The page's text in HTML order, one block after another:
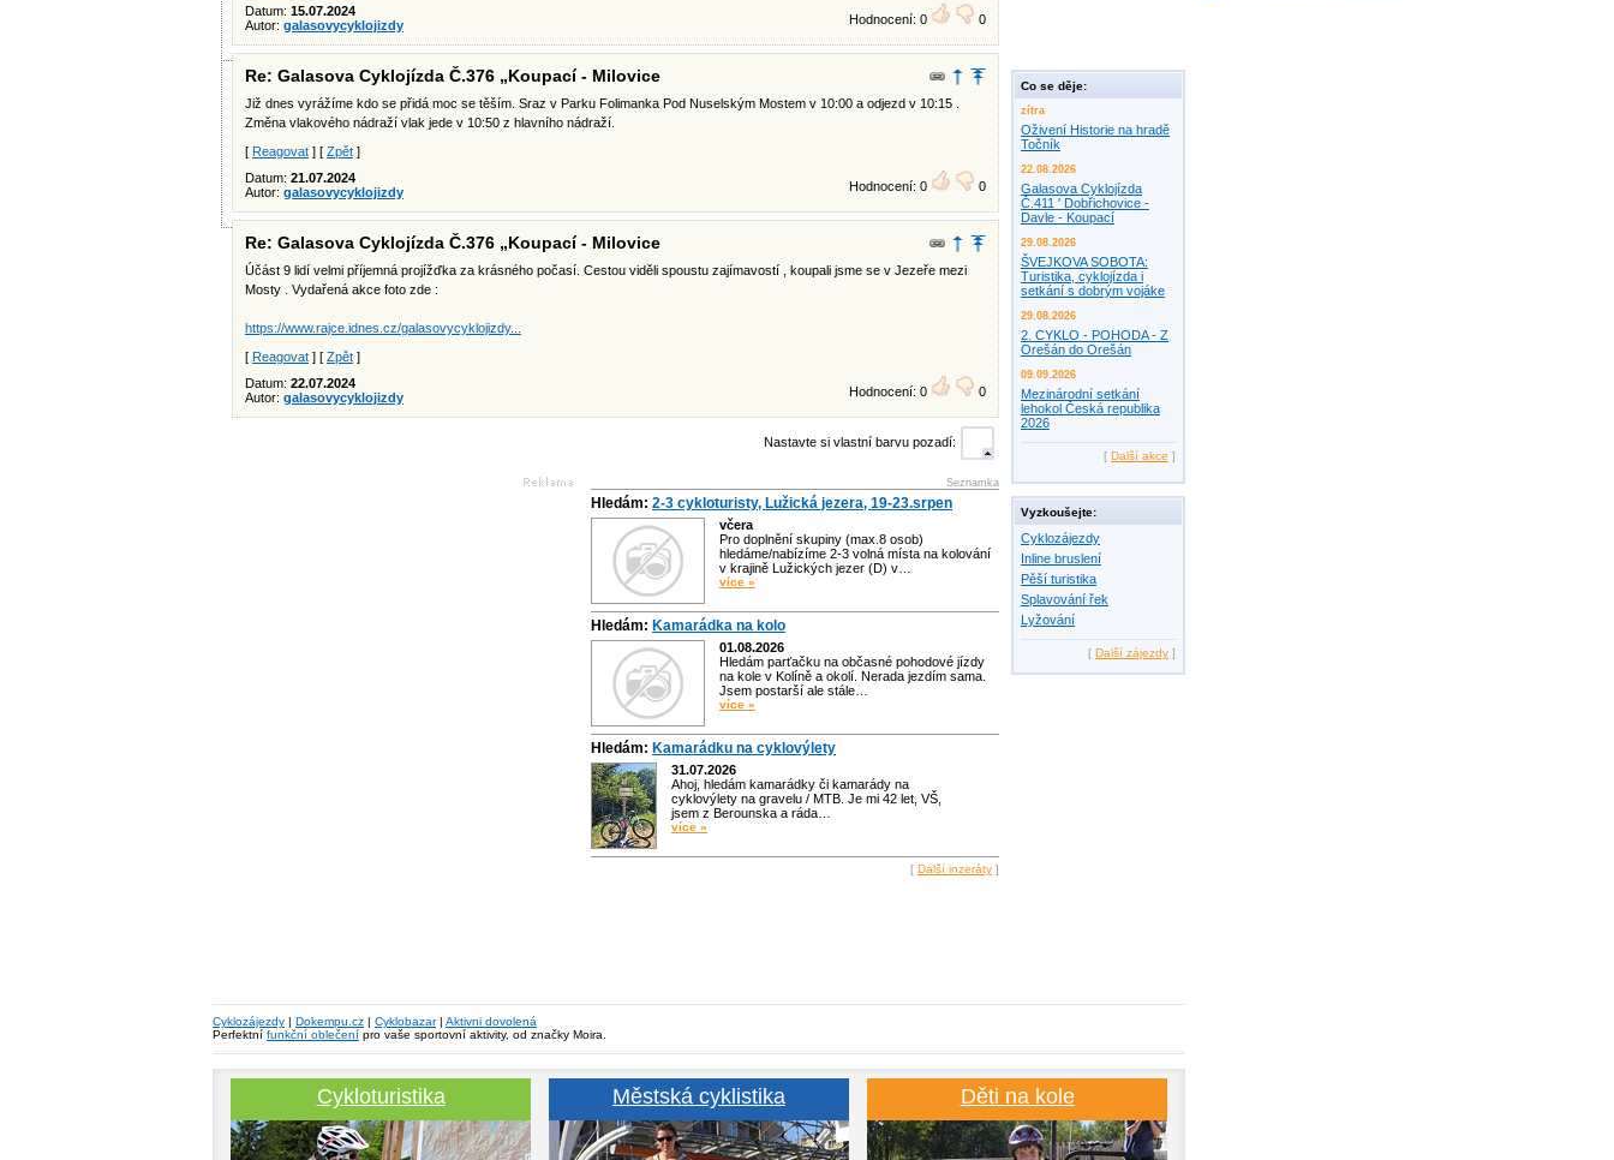
Datum: 15.07.2024
Autor: galasovycyklojizdy Hodnocení: 0 0
Re: Galasova Cyklojízda Č.376 „Koupací - Milovice
Již dnes vyrážíme kdo se přidá moc se těším. Sraz v Parku Folimanka Pod Nuselským Mostem v 10:00 a odjezd v 10:15 .
Změna vlakového nádraží vlak jede v 10:50 z hlavního nádraží.
[ Reagovat ] [ Zpět ]
Datum: 21.07.2024
Autor: galasovycyklojizdy Hodnocení: 0 0
Re: Galasova Cyklojízda Č.376 „Koupací - Milovice
Účást 9 lidí velmi příjemná projížďka za krásného počasí. Cestou viděli spoustu zajímavostí , koupali jsme se v Jezeře mezi
Mosty . Vydařená akce foto zde :
https://www.rajce.idnes.cz/galasovycyklojizdy...
[ Reagovat ] [ Zpět ]
Datum: 22.07.2024
Autor: galasovycyklojizdy Hodnocení: 0 0
Nastavte si vlastní barvu pozadí:
Seznamka
Hledám: 2-3 cykloturisty, Lužická jezera, 19-23.srpen
včera
Pro doplnění skupiny (max.8 osob)
hledáme/nabízíme 2-3 volná místa na kolování
v krajině Lužických jezer (D) v…
více »
Hledám: Kamarádka na kolo
01.08.2026
Hledám parťačku na občasné pohodové jízdy
na kole v Kolíně a okolí. Nerada jezdím sama.
Jsem postarší ale stále…
více »
Hledám: Kamarádku na cyklovýlety
31.07.2026
Ahoj, hledám kamarádky či kamarády na
cyklovýlety na gravelu / MTB. Je mi 42 let, VŠ,
jsem z Berounska a ráda…
více »
[ Další inzeráty ]
Co se děje:
zítra
Oživení Historie na hradě
Točník
22.08.2026
Galasova Cyklojízda
Č.411 ' Dobřichovice -
Davle - Koupací
29.08.2026
ŠVEJKOVA SOBOTA:
Turistika, cyklojízda i
setkání s dobrým vojáke
29.08.2026
2. CYKLO - POHODA - Z
Orešán do Orešán
09.09.2026
Mezinárodní setkání
lehokol Česká republika
2026
[ Další akce ]
Vyzkoušejte:
Cyklozájezdy
Inline bruslení
Pěší turistika
Splavování řek
Lyžování
[ Další zájezdy ]
Cyklozájezdy | Dokempu.cz | Cyklobazar| Aktivni dovolená
Perfektní funkční oblečení pro vaše sportovní aktivity, od značky Moira.
Cykloturistika Městská cyklistika Děti na kole